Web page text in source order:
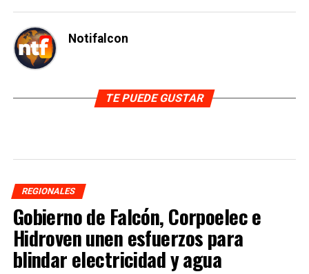
Notifalcon
TE PUEDE GUSTAR
REGIONALES
Gobierno de Falcón, Corpoelec e
Hidroven unen esfuerzos para
blindar electricidad y agua